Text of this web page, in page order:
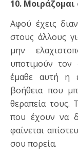
10. Μοιράζομαι
Αφού έχεις
στους άλλους
μην
υποτιμούν
έμαθε αυτή η
βοήθεια που
θεραπεία τους.
που έχουν να
φαίνεται
σου πορεία.